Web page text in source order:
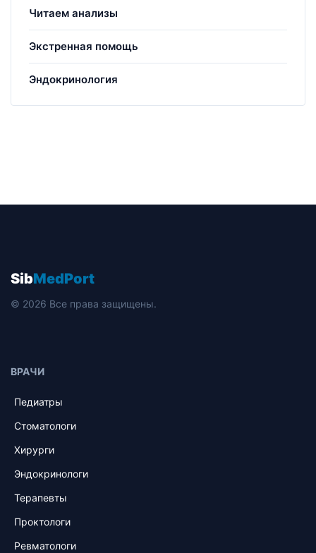
Читаем анализы
Экстренная помощь
Эндокринология
SibMedPort
© 2026 Все права защищены.
ВРАЧИ
Педиатры
Стоматологи
Хирурги
Эндокринологи
Терапевты
Проктологи
Ревматологи